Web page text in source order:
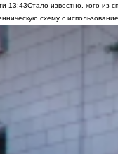
13:43Стало известно, кого из
схему с